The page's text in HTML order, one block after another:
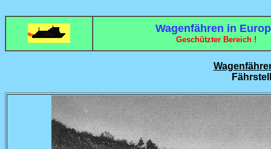
Wagenfähren in
Geschützter Bereich !